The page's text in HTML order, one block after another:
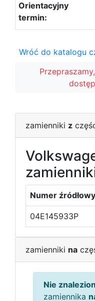
Wróć do katalogu
zamienniki z
Numer źródłowy
04E145933P
zamienniki na
Nie
zamiennika